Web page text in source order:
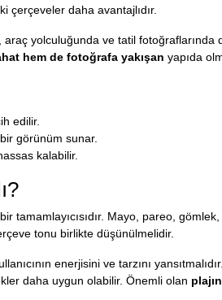
çerçeveler daha avantajlıdır.
yolculuğunda ve tatil fotoğraflarında
hem de fotoğrafa yakışan yapıda
edilir.
görünüm sunar.
kalabilir.
tamamlayıcısıdır. Mayo, pareo,
tonu birlikte düşünülmelidir.
enerjisini ve tarzını
daha uygun olabilir. Önemli olan